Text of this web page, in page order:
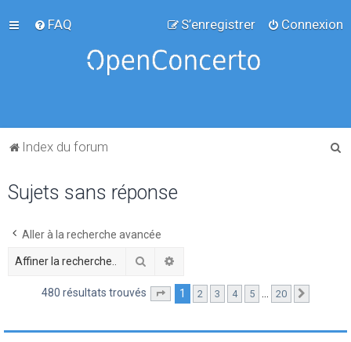
FAQ Connexion
S’enregistrer
Index du forum
Sujets sans réponse
Aller à la recherche avancée
Rechercher
480 résultats trouvés Page sur20
1 2 3 4 5 … 20